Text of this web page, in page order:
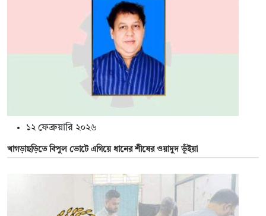
১২ ফেব্রুয়ারি ২০২৬
খাগড়াছড়িতে বিপুল ভোটে এগিয়ে ধানের শীষের ওয়াদুদ ভূঁইয়া